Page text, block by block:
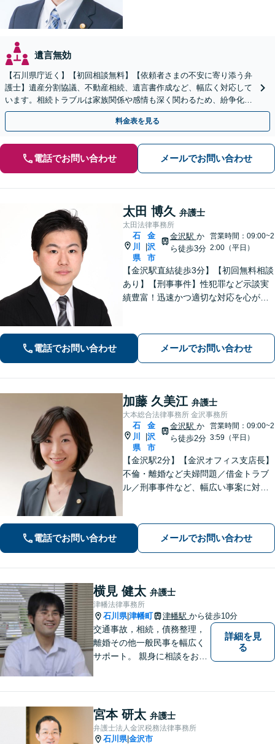
遺言無効
【石川県庁近く】【初回相談無料】【依頼者さまの不安に寄り添う弁
護士】遺産分割協議、不動産相続、遺言書作成など、幅広く対応して
います。相続トラブルは家族関係や感情も深く関わるため、紛争化し
やすい傾向にあります。お早めにご相談ください。
料金表を見る
電話でお問い合わせ メールでお問い合わせ
太田 博久 弁護士
太田法律事務所
石
川
県
金
沢
市
金沢駅 か
ら徒歩3分
営業時間：09:00~2
2:00（平日）
【金沢駅直結徒歩3分】【初回無料相談
あり】【刑事事件】性犯罪など示談実
績豊富！迅速かつ適切な対応を心がけ
対応で、適切な解決へと導きます。
電話でお問い合わせ メールでお問い合わせ
加藤 久美江 弁護士
大本総合法律事務所 金沢事務所
石
川
県
金
沢
市
金沢駅 か
ら徒歩2分
営業時間：09:00~2
3:59（平日）
【金沢駅2分】【金沢オフィス支店長】
不倫・離婚など夫婦問題／借金トラブ
ル／刑事事件など、幅広い事案に対応
ですので、リラックスしてお話しいた
だけると思います。法テラスOK
電話でお問い合わせ メールでお問い合わせ
横見 健太 弁護士
津幡法律事務所
石川県|津幡町 津幡駅 から徒歩10分
交通事故，相続，債務整理，
離婚その他一般民事を幅広く
サポート。 親身に相談をお聞
詳細を見
る
宮本 研太 弁護士
弁護士法人金沢税務法律事務所
石川県|金沢市